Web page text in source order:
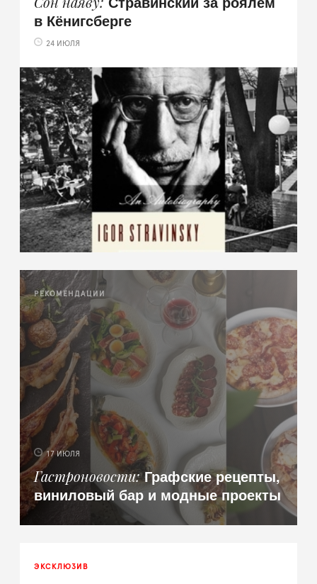
в Кёнигсберге
24 ИЮЛЯ
РЕКОМЕНДАЦИИ
17 ИЮЛЯ
Гастроновости Графские рецепты,
виниловый бар и модные проекты
ЭКСКЛЮЗИВ